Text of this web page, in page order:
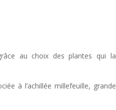
au choix des plantes qui la
à l’achillée millefeuille, grande